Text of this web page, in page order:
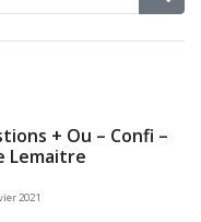
+ Ou – Confi –
Lemaitre
2021